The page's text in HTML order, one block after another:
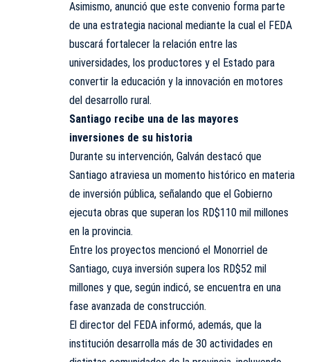
Asimismo, anunció que este convenio forma parte
de una estrategia nacional mediante la cual el FEDA
buscará fortalecer la relación entre las
universidades, los productores y el Estado para
convertir la educación y la innovación en motores
del desarrollo rural.
Santiago recibe una de las mayores
inversiones de su historia
Durante su intervención, Galván destacó que
Santiago atraviesa un momento histórico en materia
de inversión pública, señalando que el Gobierno
ejecuta obras que superan los RD$110 mil millones
en la provincia.
Entre los proyectos mencionó el Monorriel de
Santiago, cuya inversión supera los RD$52 mil
millones y que, según indicó, se encuentra en una
fase avanzada de construcción.
El director del FEDA informó, además, que la
institución desarrolla más de 30 actividades en